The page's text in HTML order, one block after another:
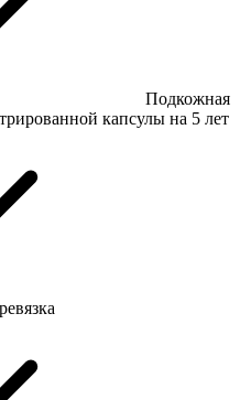
Подкожная
капсулы на 5 лет